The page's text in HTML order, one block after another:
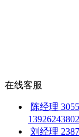
在线客服
陈经理
刘经理